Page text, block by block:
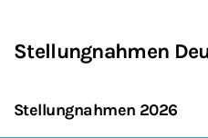
Stellungnahmen
Stellungnahmen 2026